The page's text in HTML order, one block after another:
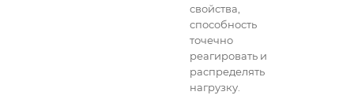
свойства,
способность
точечно
реагировать и
распределять
нагрузку.